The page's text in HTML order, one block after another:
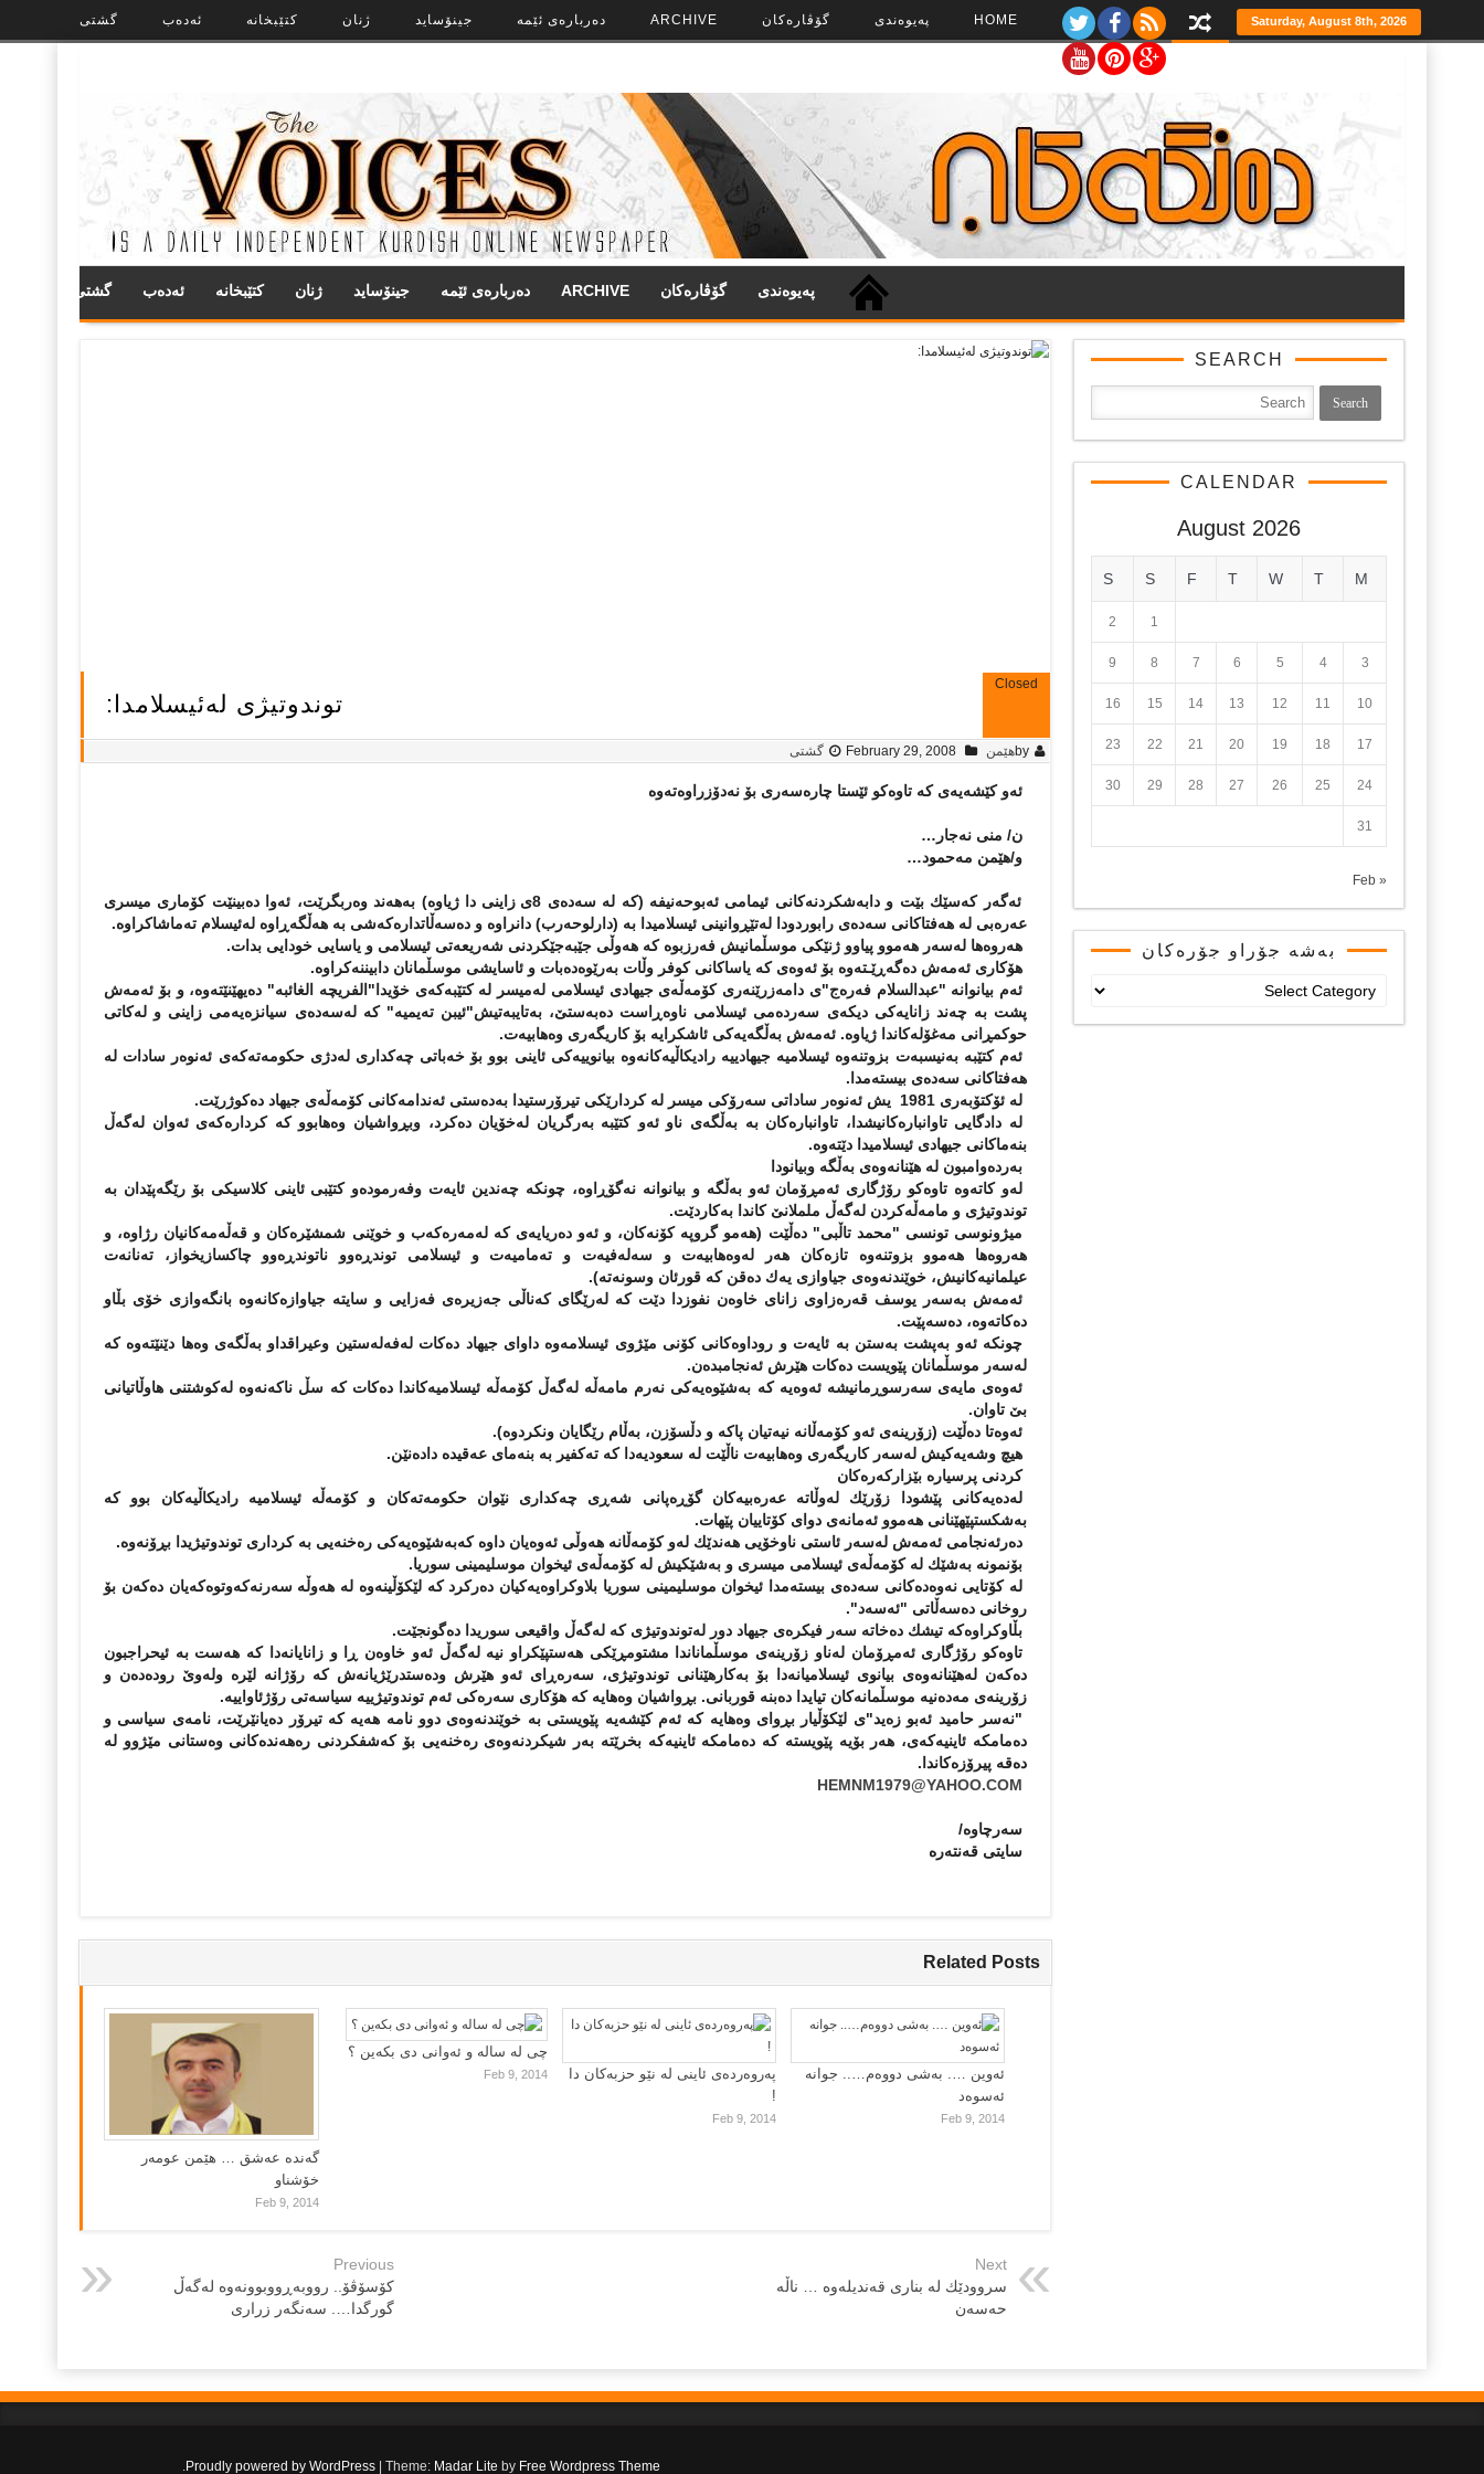
گشتی ئەدەب کتێبخانە ژنان جینۆساید ده‌رباره‌ی ئێمه ARCHIVE گۆڤاره‌کان په‌‌یوه‌ندی HOME Saturday, August 8th, 2026
گشتی ئەدەب کتێبخانە ژنان جینۆساید ده‌رباره‌ی ئێمه ARCHIVE گۆڤاره‌کان په‌‌یوه‌ندی
توندوتیژی لەئیسلامدا:
Closed
byهێمن February 29, 2008 گشتی
ئەو كێشەیەی كە تاوەكو ئێستا چارەسەری بۆ نەدۆزراوەتەوە
ن/ منی نەجار…
و/هێمن مەحمود…
ئەگەر كەسێك بێت و دابەشكردنەكانی ئیمامی ئەبوحەنیفە (كە لە سەدەی 8ی زاینی دا ژیاوە) بەهەند وەربگرێت، ئەوا دەبینێت كۆماری میسری
عەرەبی لە هەفتاكانی سەدەی رابوردودا لەتێڕوانینی ئیسلامیدا بە (دارلوحەرب) دانراوە و دەسەڵاتدارەكەشی بە هەڵگەڕاوە لەئیسلام تەماشاكراوە.
هەروەها لەسەر هەموو پیاوو ژنێكی موسڵمانیش فەرزبوە كە هەوڵی جێبەجێكردنی شەریعەتی ئیسلامی و یاسایی خودایی بدات.
هۆكاری ئەمەش دەگەڕێـتەوە بۆ ئەوەی كە یاساكانی كوفر وڵات بەرێوەدەبات و ئاسایشی موسڵمانان دابیننەكراوە.
ئەم بیانوانە "عبدالسلام فەرەج"ی دامەزرێنەری كۆمەڵەی جیهادی ئیسلامی لەمیسر لە كتێبەكەی خۆیدا"الفریچە الغائبە" دەیهێنێتەوە، و بۆ ئەمەش
پشت بە چەند زانایەكی دیكەی سەردەمی ئیسلامی ناوەڕاست دەبەستێ، بەتایبەتیش"ئیبن تەیمیە" كە لەسەدەی سیانزەیەمی زاینی و لەكاتی
حوكمڕانی مەغۆلەكاندا ژیاوە. ئەمەش بەڵگەیەكی ئاشكرایە بۆ كاریگەری وەهابیەت.
ئەم كتێبە بەنیسبەت بزوتنەوە ئیسلامیە جیهادییە رادیكاڵیەكانەوە بیانوییەكی ئاینی بوو بۆ خەباتی چەكداری لەدژی حكومەتەكەی ئەنوەر سادات لە
هەفتاكانی سەدەی بیستەمدا.
لە ئۆكتۆبەری 1981 یش ئەنوەر ساداتی سەرۆكی میسر لە كردارێكی تیرۆرستیدا بەدەستی ئەندامەكانی كۆمەڵەی جیهاد دەكوژرێت.
لە دادگایی تاوانبارەكانیشدا، تاوانبارەكان بە بەڵگەی ناو ئەو كتێبە بەرگریان لەخۆیان دەكرد، وبڕواشیان وەهابوو كە كردارەكەی ئەوان لەگەڵ
بنەماكانی جیهادی ئیسلامیدا دێتەوە.
بەردەوامبون لە هێنانەوەی بەڵگە وبیانودا
لەو كاتەوە تاوەكو رۆژگاری ئەمڕۆمان ئەو بەڵگە و بیانوانە نەگۆڕاوە، چونكە چەندین ئایەت وفەرمودەو كتێبی ئاینی كلاسیكی بۆ رێگەپێدان بە
توندوتیژی و مامەڵەكردن لەگەڵ ململانێ كاندا بەكاردێت.
میژونوسی تونسی "محمد تاڵبی" دەڵێت (هەمو گروپە كۆنەكان، و ئەو دەریایەی كە لەمەرەكەب و خوێنی شمشێرەكان و قەڵەمەكانیان رژاوە، و
هەروەها هەموو بزوتنەوە تازەكان هەر لەوەهابیەت و سەلەفیەت و تەمامیەت و ئیسلامی توندڕەوو ناتوندڕەوو چاكسازیخواز، تەنانەت
عیلمانیەكانیش، خوێندنەوەی جیاوازی یەك دەقن كە قورئان وسونەتە).
ئەمەش بەسەر یوسف قەرەزاوی زانای خاوەن نفوزدا دێت كە لەرێگای كەناڵی جەزیرەی فەزایی و سایتە جیاوازەكانەوە بانگەوازی خۆی بڵاو
دەكاتەوە، دەسەپێت.
چونكە ئەو بەپشت بەستن بە ئایەت و روداوەكانی كۆنی مێژوی ئیسلامەوە داوای جیهاد دەكات لەفەلەستین وعیراقداو بەڵگەی وەها دێنێتەوە كە
لەسەر موسڵمانان پێویست دەكات هێرش ئەنجامبدەن.
ئەوەی مایەی سەرسوڕمانیشە ئەوەیە كە بەشێوەیەكی نەرم مامەڵە لەگەڵ كۆمەڵە ئیسلامیەكاندا دەكات كە سڵ ناكەنەوە لەكوشتنی هاوڵاتیانی
بێ تاوان.
ئەوەتا دەڵێت (زۆرینەی ئەو كۆمەڵانە نیەتیان پاكە و دڵسۆزن، بەڵام رێگایان ونكردوە).
هیچ وشەیەكیش لەسەر كاریگەری وەهابیەت ناڵێت لە سعودیەدا كە تەكفیر بە بنەمای عەقیدە دادەنێن.
كردنی پرسیارە بێزاركەرەكان
لەدەیەكانی پێشودا زۆرێك لەوڵاتە عەرەبیەكان گۆڕەپانی شەڕی چەكداری نێوان حكومەتەكان و كۆمەڵە ئیسلامیە رادیكاڵیەكان بوو كە
بەشكستپێهێنانی هەموو ئەمانەی دوای كۆتاییان پێهات.
دەرئەنجامی ئەمەش لەسەر ئاستی ناوخۆیی هەندێك لەو كۆمەڵانە هەوڵی ئەوەیان داوە كەبەشێوەیەكی رەخنەیی بە كرداری توندوتیژیدا بڕۆنەوە.
بۆنمونە بەشێك لە كۆمەڵەی ئیسلامی میسری و بەشێكیش لە كۆمەڵەی ئیخوان موسلیمینی سوریا.
لە كۆتایی نەوەدەكانی سەدەی بیستەمدا ئیخوان موسلیمینی سوریا بلاوكراوەیەكیان دەركرد كە لێكۆڵینەوە لە هەوڵە سەرنەكەوتوەكەیان دەكەن بۆ
روخانی دەسەڵاتی "ئەسەد".
بڵاوكراوەكە تیشك دەخاتە سەر فیكرەی جیهاد دور لەتوندوتیژی كە لەگەڵ واقیعی سوریدا دەگونجێت.
تاوەكو رۆژگاری ئەمڕۆمان لەناو زۆرینەی موسڵماناندا مشتومڕێكی هەستپێكراو نیە لەگەڵ ئەو خاوەن ڕا و زانایانەدا كە هەست بە ئیحراجبون
دەكەن لەهێنانەوەی بیانوی ئیسلامیانەدا بۆ بەكارهێنانی توندوتیژی، سەرەڕای ئەو هێرش ودەستدرێژیانەش كە رۆژانە لێرە ولەوێ رودەدەن و
زۆرینەی مەدەنیە موسڵمانەكان تیایدا دەبنە قوربانی. بڕواشیان وەهایە كە هۆكاری سەرەكی ئەم توندوتیژییە سیاسەتی رۆژئاواییە.
"نەسر حامید ئەبو زەید"ی لێكۆڵیار بڕوای وەهایە كە ئەم كێشەیە پێویستی بە خوێندنەوەی دوو نامە هەیە كە تیرۆر دەیانێرێت، نامەی سیاسی و
دەمامكە ئاینیەكەی، هەر بۆیە پێویستە كە دەمامكە ئاینیەكە بخرێتە بەر شیكردنەوەی رەخنەیی بۆ كەشفكردنی رەهەندەكانی وەستانی مێژوو لە
دەقە پیرۆزەكاندا.
HEMNM1979@YAHOO.COM
سەرچاوە/
سایتی قەنتەرە
Related Posts
گه‌نده‌ عه‌شق … هێمن عومه‌ر
خۆشناو
Feb 9, 2014
چی لە سالە و ئەوانی دی بكەین ؟
Feb 9, 2014
پەروەردەی ئاینی لە نێو حزبەکان دا
!
Feb 9, 2014
ئەوین …. بەشی دووەم….. جوانە
ئەسوەد
Feb 9, 2014
Previous
كۆسۆڤۆ.. رووبەڕووبوونەوە لەگەڵ
گورگدا…. سەنگەر زراری
Next
سروودێك لە بناری قەندیلەوە … ناڵە
حەسەن
SEARCH
CALENDAR
August 2026
M
T
W
T
F
S
S
1
2
3
4
5
6
7
8
9
10
11
12
13
14
15
16
17
18
19
20
21
22
23
24
25
26
27
28
29
30
31
« Feb
بەشە جۆراو جۆرەکان
جۆرەکان
Proudly powered by WordPress Theme: Madar Lite by Free Wordpress Theme
.